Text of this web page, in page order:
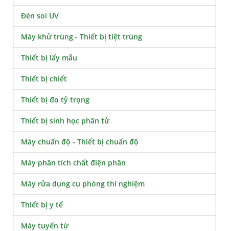
Đèn soi UV
Máy khử trùng - Thiết bị tiệt trùng
Thiết bị lấy mẫu
Thiết bị chiết
Thiết bị đo tỷ trọng
Thiết bị sinh học phân tử
Máy chuẩn độ - Thiết bị chuẩn độ
Máy phân tích chất điện phân
Máy rửa dụng cụ phòng thí nghiệm
Thiết bị y tế
Máy tuyển từ